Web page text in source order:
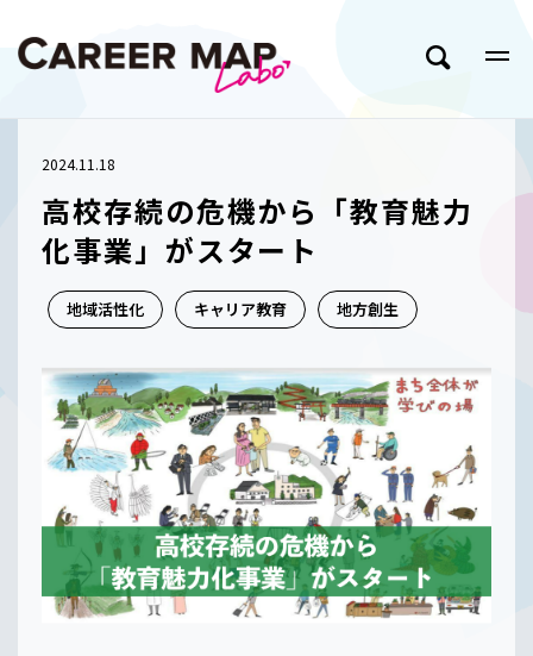
2024.11.18
高校存続の危機から「教育魅力
化事業」がスタート
地域活性化 キャリア教育 地方創生